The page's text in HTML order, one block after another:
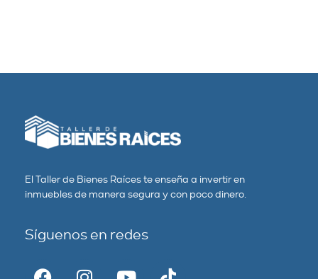
El Taller de Bienes Raíces te enseña a invertir en
inmuebles de manera segura y con poco dinero.
Síguenos en redes